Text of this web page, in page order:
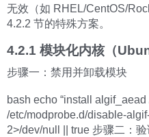
无效（如 RHEL/CentOS/
4.2.2 节的特殊方案。
4.2.1 模块化内核（
步骤一：禁用并卸载模块
bash echo “install
/etc/modprobe.d/disable-
2>/dev/null || true 步骤二：